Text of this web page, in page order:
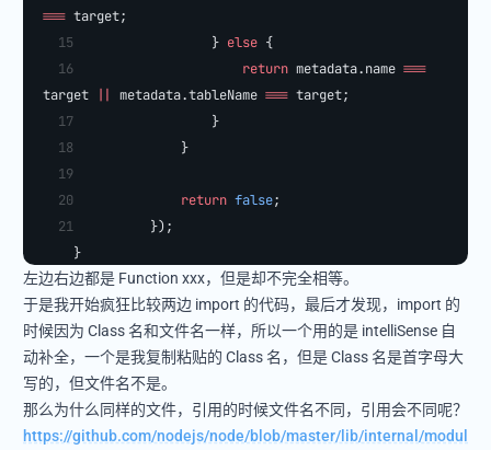
=== target;
                }
else {
                    return
metadata.name ===
target
|| metadata.tableName === target;
                }
            }
            return
false;
        });
    }
左边右边都是 Function xxx，但是却不完全相等。
于是我开始疯狂比较两边 import 的代码，最后才发现，import 的
时候因为 Class 名和文件名一样，所以一个用的是 intelliSense 自
动补全，一个是我复制粘贴的 Class 名，但是 Class 名是首字母大
写的，但文件名不是。
那么为什么同样的文件，引用的时候文件名不同，引用会不同呢？
https://github.com/nodejs/node/blob/master/lib/internal/modul